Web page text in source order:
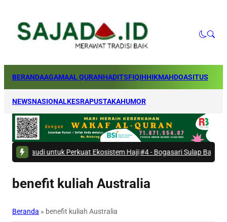
BERANDAAGAMAAL QURANHADITSFIQIHHIKMAHDOASITUS
NEWSNASIONALKESRAPUSTAKAHUMOR
untuk Perkuat Ekosistem Haji|#4 -Bogasari Sulap Bantaran Kali
benefit kuliah Australia
Beranda » benefit kuliah Australia